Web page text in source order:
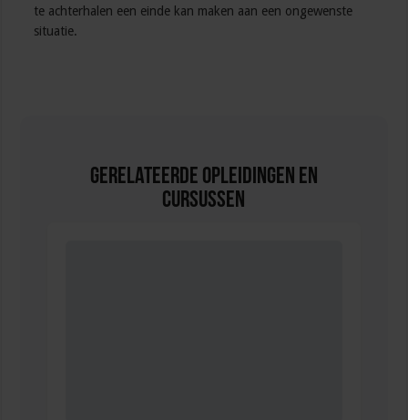
te achterhalen een einde kan maken aan een ongewenste
situatie.
Gerelateerde Opleidingen en
Cursussen